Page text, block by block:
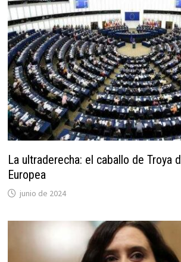
La ultraderecha: el caballo de Troya
Europea
junio de 2024